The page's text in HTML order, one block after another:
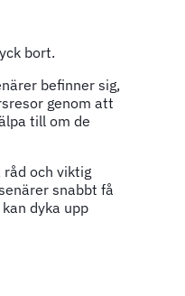
bort.
befinner sig,
genom att
till om de
och viktig
snabbt få
dyka upp